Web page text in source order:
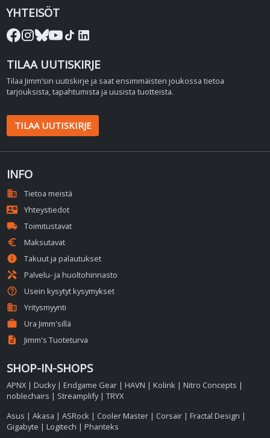
YHTEISÖT
TILAA UUTISKIRJE
Tilaa Jimm’sin uutiskirje ja saat ensimmäisten joukossa tietoa
tarjouksista, tapahtumista ja uusista tuotteista.
TILAA UUTISKIRJE
INFO
domain
Tietoa meistä
contact_mail
Yhteystiedot
local_shipping
Toimitustavat
euro
Maksutavat
info
Takuut ja palautukset
handyman
Palvelu- ja huoltohinnasto
help_outline
Usein kysytyt kysymykset
business
Yritysmyynti
work
Ura Jimm'sillä
description
Jimm's Tuoteturva
SHOP-IN-SHOPS
APNX | Ducky| Endgame Gear | HAVN | Kolink | Nitro Concepts |
noblechairs | Streamplify|TRYX
Asus |Akasa |ASRock | Cooler Master | Corsair | Fractal Design |
Gigabyte | Logitech | Phanteks